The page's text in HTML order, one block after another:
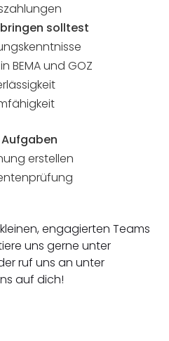
solltest
BEMA und GOZ
Aufgaben
erstellen
engagierten Teams
uns gerne unter
ruf uns an unter
auf dich!